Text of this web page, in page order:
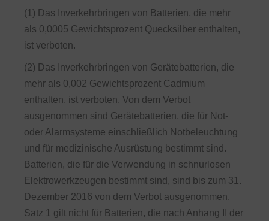
(1) Das Inverkehrbringen von Batterien, die mehr
als 0,0005 Gewichtsprozent Quecksilber enthalten,
ist verboten.
(2) Das Inverkehrbringen von Gerätebatterien, die
mehr als 0,002 Gewichtsprozent Cadmium
enthalten, ist verboten. Von dem Verbot
ausgenommen sind Gerätebatterien, die für Not-
oder Alarmsysteme einschließlich Notbeleuchtung
und für medizinische Ausrüstung bestimmt sind.
Batterien, die für die Verwendung in schnurlosen
Elektrowerkzeugen bestimmt sind, sind bis zum 31.
Dezember 2016 von dem Verbot ausgenommen.
Satz 1 gilt nicht für Batterien, die nach Anhang II der